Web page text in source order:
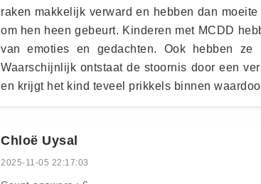
raken makkelijk verward en hebben dan
om hen heen gebeurt. Kinderen met MCDD
van emoties en gedachten. Ook hebben ze
Waarschijnlijk ontstaat de stoornis door een
en krijgt het kind teveel prikkels binnen
Chloë Uysal
2025-11-05 22:17:03